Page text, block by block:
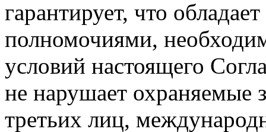
гарантирует, что
полномочиями,
условий настоящего
не нарушает охраняемые
третьих лиц,